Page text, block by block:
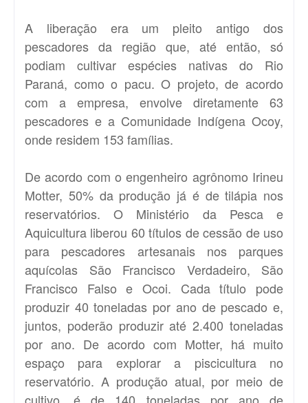
A liberação era um pleito antigo dos
pescadores da região que, até então, só
podiam cultivar espécies nativas do Rio
Paraná, como o pacu. O projeto, de acordo
com a empresa, envolve diretamente 63
pescadores e a Comunidade Indígena Ocoy,
onde residem 153 famílias.
De acordo com o engenheiro agrônomo Irineu
Motter, 50% da produção já é de tilápia nos
reservatórios. O Ministério da Pesca e
Aquicultura liberou 60 títulos de cessão de uso
para pescadores artesanais nos parques
aquícolas São Francisco Verdadeiro, São
Francisco Falso e Ocoi. Cada título pode
produzir 40 toneladas por ano de pescado e,
juntos, poderão produzir até 2.400 toneladas
por ano. De acordo com Motter, há muito
espaço para explorar a piscicultura no
reservatório. A produção atual, por meio de